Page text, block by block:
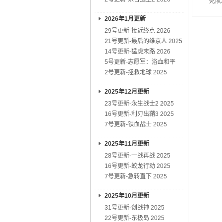
2026年1月更新
29号更新-接近终点 2026
21号更新-最后的维京人 2025
14号更新-猛虎末路 2026
5号更新-志愿军：浴血和平
2号更新-拯救地球 2025
2025年12月更新
23号更新-永生战士2 2025
16号更新-利刃出鞘3 2025
7号更新-铁血战士 2025
2025年11月更新
28号更新-一战再战 2025
16号更新-蛟龙行动 2025
7号更新-急转直下 2025
2025年10月更新
31号更新-创战神 2025
22号更新-东极岛 2025